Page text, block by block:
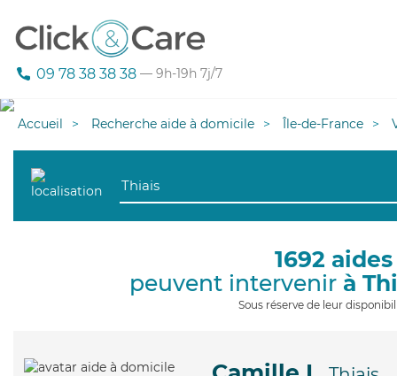
09 78 38 38 38 — 9h-19h 7j/7
Accueil Recherche aide à domicile Île-de-France
1692
peuvent intervenir à
Sous réserve de leur